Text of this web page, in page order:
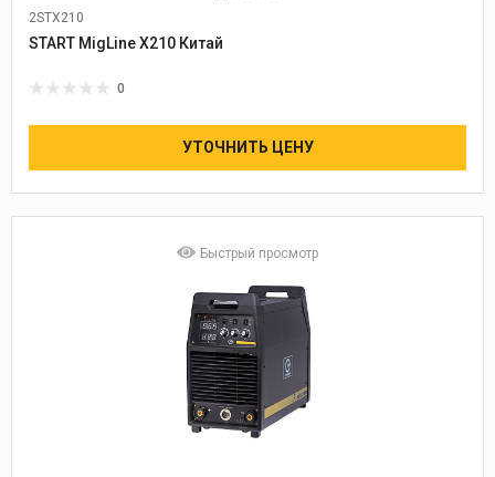
2STX210
Диаметр проволоки: 0,8-1,0
START MigLine X210 Китай
0
УТОЧНИТЬ ЦЕНУ
Быстрый просмотр